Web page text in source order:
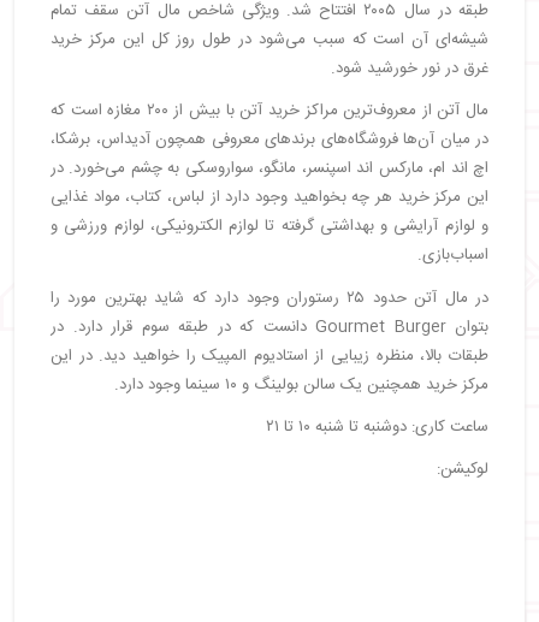
طبقه در سال ۲۰۰۵ افتتاح شد. ویژگی شاخص مال آتن سقف تمام
شیشه‌ای آن است که سبب می‌شود در طول روز کل این مرکز خرید
غرق در نور خورشید شود.
مال آتن از معروف‌ترین مراکز خرید آتن با بیش از ۲۰۰ مغازه است که
در میان آن‌ها فروشگاه‌های برندهای معروفی همچون آدیداس، برشکا،
اچ اند ام، مارکس اند اسپنسر، مانگو، سواروسکی به چشم می‌خورد. در
این مرکز خرید هر چه بخواهید وجود دارد از لباس، کتاب، مواد غذایی
و لوازم آرایشی و بهداشتی گرفته تا لوازم الکترونیکی، لوازم ورزشی و
اسباب‌بازی.
در مال آتن حدود ۲۵ رستوران وجود دارد که شاید بهترین مورد را
بتوان Gourmet Burger دانست که در طبقه سوم قرار دارد. در
طبقات بالا، منظره زیبایی از استادیوم المپیک را خواهید دید. در این
مرکز خرید همچنین یک سالن بولینگ و ۱۰ سینما وجود دارد.
ساعت کاری: دوشنبه تا شنبه ۱۰ تا ۲۱
لوکیشن: